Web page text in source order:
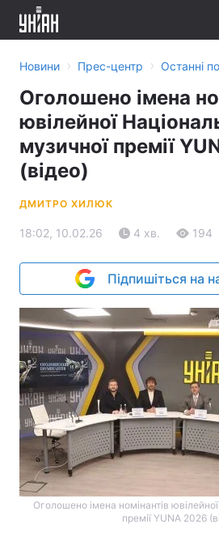
Новини › Прес-центр › Останні
Оголошено імена
ювілейної
музичної премії
(відео)
ДМИТРО ХИЛЮК
18:02, 10.02.26 4 хв. 194
Підпишіться на
Оголошено імена номінантів
премії YUNA 2026